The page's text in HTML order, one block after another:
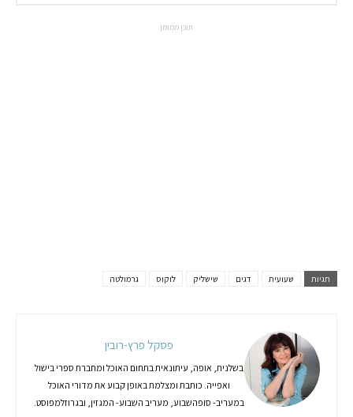
תוכן ממומן
תגיות שעועית דגים שישליק לוקוס גרמולטה
פסקל פרץ-רובין
בשלנית, אופה, עיתונאית בתחום האוכל ומחברת ספרי בישול
ואפייה. כותבת ומצלמת באופן קבוע את מדורי האוכל
במעריב- סופהשבוע, מעריב השבוע- המגזין, ובגרוזלמפוסט.